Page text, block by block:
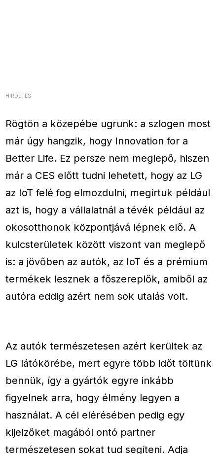
HIRDETÉS
Rögtön a közepébe ugrunk: a szlogen most
már úgy hangzik, hogy Innovation for a
Better Life. Ez persze nem meglepő, hiszen
már a CES előtt tudni lehetett, hogy az LG
az IoT felé fog elmozdulni, megírtuk például
azt is, hogy a vállalatnál a tévék például az
okosotthonok központjává lépnek elő. A
kulcsterületek között viszont van meglepő
is: a jövőben az autók, az IoT és a prémium
termékek lesznek a főszereplők, amiből az
autóra eddig azért nem sok utalás volt.
Az autók természetesen azért kerültek az
LG látókörébe, mert egyre több időt töltünk
bennük, így a gyártók egyre inkább
figyelnek arra, hogy élmény legyen a
használat. A cél elérésében pedig egy
kijelzőket magából ontó partner
természetesen sokat tud segíteni. Adja